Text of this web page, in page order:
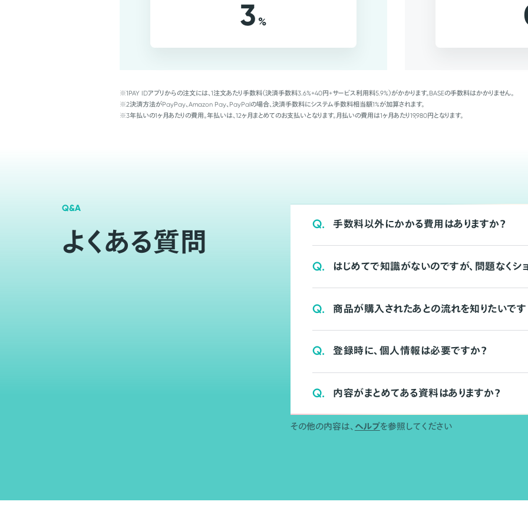
3 %
※1PAY IDアプリからの注文には、1注文あたり手数料（決済手数料3.6%+40円+サービス利用料5.9%）がかかります。BASEの手数料はかかりません。
※2決済方法がPayPay、Amazon Pay、PayPalの場合、決済手数料にシステム手数料相当額1%が加算されます。
※3年払いの1ヶ月あたりの費用。年払いは、12ヶ月まとめてのお支払いとなります。月払いの費用は1ヶ月あたり19,980円となります。
Q&A
よくある質問
Q. 手数料以外にかかる費用はありますか？
Q. はじめてで知識がないのですが、問題なくシ
Q. 商品が購入されたあとの流れを知りたいです
Q. 登録時に、個人情報は必要ですか？
Q. 内容がまとめてある資料はありますか？
その他の内容は、 ヘルプを参照してください